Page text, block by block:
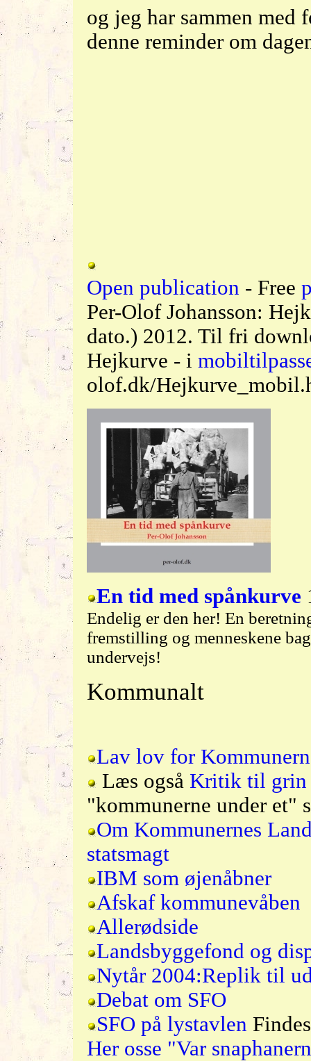
og jeg har sammen med
denne reminder om
Open publication - Free
Per-Olof Johansson:
dato.) 2012. Til fri
Hejkurve - i
olof.dk/
En tid med spånkurve
Endelig er den her! En
fremstilling og menneskene
undervejs!
Kommunalt
Lav lov for
Læs også Kritik til grin
"kommunerne under et"
Om Kommunernes
statsmagt
IBM som øjenåbner
Afskaf kommunevåben
Allerødside
Landsbyggefond og
Nytår 2004:Replik til
Debat om SFO
SFO på lystavlen
Her osse "Var